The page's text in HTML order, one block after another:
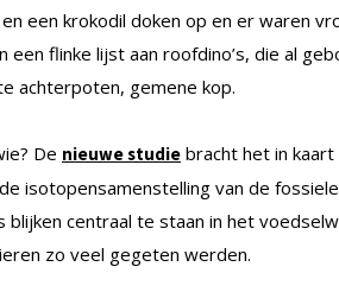
een krokodil doken op en er waren
een flinke lijst aan roofdino’s, die al
achterpoten, gemene kop.
De nieuwe studie bracht het in
isotopensamenstelling van de
blijken centraal te staan in het
zo veel gegeten werden.